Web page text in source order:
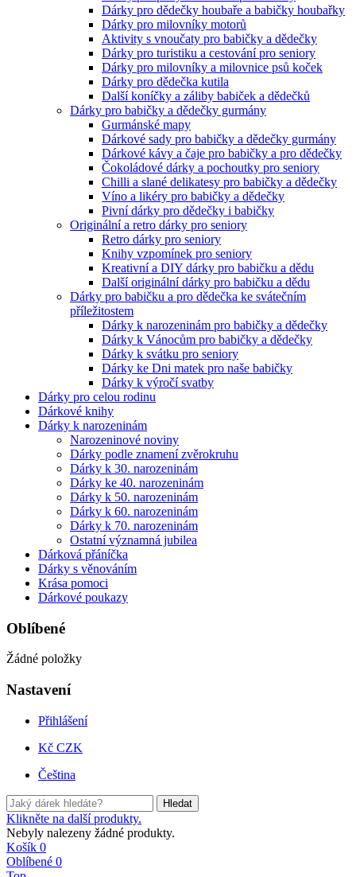
Dárky pro dědečky houbaře a babičky houbařky
Dárky pro milovníky motorů
Aktivity s vnoučaty pro babičky a dědečky
Dárky pro turistiku a cestování pro seniory
Dárky pro milovníky a milovnice psů koček
Dárky pro dědečka kutila
Další koníčky a záliby babiček a dědečků
Dárky pro babičky a dědečky gurmány
Gurmánské mapy
Dárkové sady pro babičky a dědečky gurmány
Dárkové kávy a čaje pro babičky a pro dědečky
Čokoládové dárky a pochoutky pro seniory
Chilli a slané delikatesy pro babičky a dědečky
Víno a likéry pro babičky a dědečky
Pivní dárky pro dědečky i babičky
Originální a retro dárky pro seniory
Retro dárky pro seniory
Knihy vzpomínek pro seniory
Kreativní a DIY dárky pro babičku a dědu
Další originální dárky pro babičku a dědu
Dárky pro babičku a pro dědečka ke svátečním
příležitostem
Dárky k narozeninám pro babičky a dědečky
Dárky k Vánocům pro babičky a dědečky
Dárky k svátku pro seniory
Dárky ke Dni matek pro naše babičky
Dárky k výročí svatby
Dárky pro celou rodinu
Dárkové knihy
Dárky k narozeninám
Narozeninové noviny
Dárky podle znamení zvěrokruhu
Dárky k 30. narozeninám
Dárky ke 40. narozeninám
Dárky k 50. narozeninám
Dárky k 60. narozeninám
Dárky k 70. narozeninám
Ostatní významná jubilea
Dárková přáníčka
Dárky s věnováním
Krása pomoci
Dárkové poukazy
Oblíbené
Žádné položky
Nastavení
Přihlášení
Kč CZK
Čeština
Hledat
Klikněte na další produkty.
Nebyly nalezeny žádné produkty.
Košík 0
Oblíbené 0